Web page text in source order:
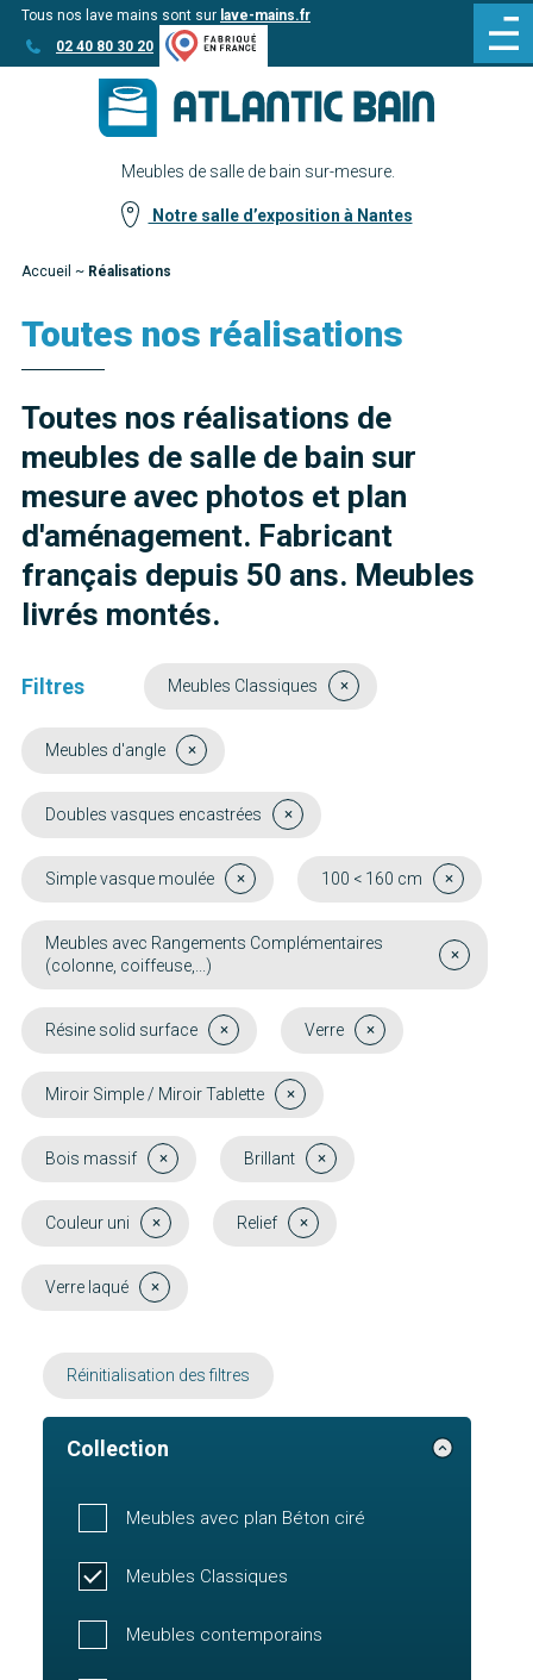
Aller
au
Aller au
contenu
Tous nos lave mains sont sur lave-mains.fr
02 40 80 30 20
Meubles de salle de bain sur-mesure.
Notre salle d’exposition à Nantes
Accueil ~ Réalisations
Toutes nos réalisations
Toutes nos réalisations de
meubles de salle de bain sur
mesure avec photos et plan
d'aménagement. Fabricant
français depuis 50 ans. Meubles
livrés montés.
Filtres Meubles Classiques
Meubles d'angle
Doubles vasques encastrées
Simple vasque moulée 100 < 160 cm
Meubles avec Rangements Complémentaires
(colonne, coiffeuse,...)
Résine solid surface Verre
Miroir Simple / Miroir Tablette
Bois massif Brillant
Couleur uni Relief
Verre laqué
Réinitialisation des filtres
Collection
Meubles avec plan Béton ciré
Meubles Classiques
Meubles contemporains